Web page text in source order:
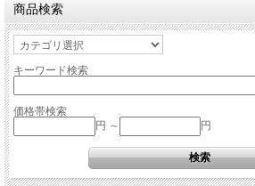
商品検索
キーワード検索
価格帯検索
円 ～
円